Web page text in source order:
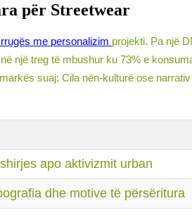
për Streetwear
me personalizim projekti. Pa një
një treg të mbushur ku 73% e
suaj: Cila nën-kulturë ose
apo aktivizmit urban
dhe motive të përsëritura